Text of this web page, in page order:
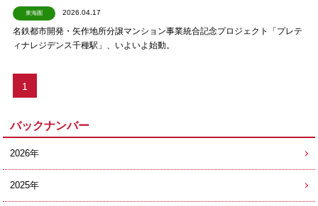
東海圏 2026.04.17
名鉄都市開発・矢作地所分譲マンション事業統合記念プロジェクト「プレテ
ィナレジデンス千種駅」、いよいよ始動。
1
バックナンバー
2026年
2025年